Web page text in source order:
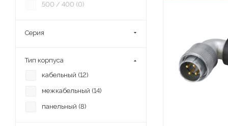
500 / 400 (0)
Серия
Тип корпуса
кабельный (12)
межкабельный (14)
панельный (8)